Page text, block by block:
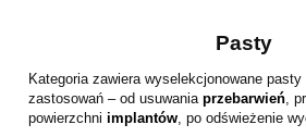
Pasty
Kategoria zawiera wyselekcjonowane
zastosowań – od usuwania przebarwień,
powierzchni implantów, po odświeżenie